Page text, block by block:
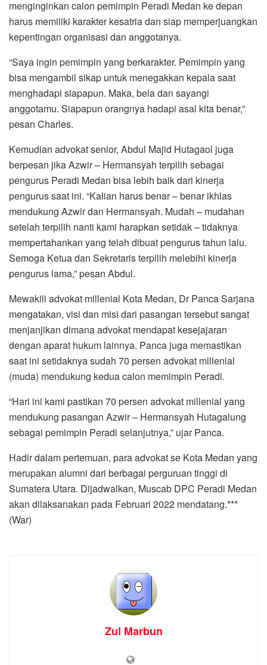
menginginkan calon pemimpin Peradi Medan ke depan
harus memiliki karakter kesatria dan siap memperjuangkan
kepentingan organisasi dan anggotanya.
“Saya ingin pemimpin yang berkarakter. Pemimpin yang
bisa mengambil sikap untuk menegakkan kepala saat
menghadapi siapapun. Maka, bela dan sayangi
anggotamu. Siapapun orangnya hadapi asal kita benar,”
pesan Charles.
Kemudian advokat senior, Abdul Majid Hutagaol juga
berpesan jika Azwir – Hermansyah terpilih sebagai
pengurus Peradi Medan bisa lebih baik dari kinerja
pengurus saat ini. “Kalian harus benar – benar ikhlas
mendukung Azwir dan Hermansyah. Mudah – mudahan
setelah terpilih nanti kami harapkan setidak – tidaknya
mempertahankan yang telah dibuat pengurus tahun lalu.
Semoga Ketua dan Sekretaris terpilih melebihi kinerja
pengurus lama,” pesan Abdul.
Mewakili advokat millenial Kota Medan, Dr Panca Sarjana
mengatakan, visi dan misi dari pasangan tersebut sangat
menjanjikan dimana advokat mendapat kesejajaran
dengan aparat hukum lainnya. Panca juga memastikan
saat ini setidaknya sudah 70 persen advokat millenial
(muda) mendukung kedua calon memimpin Peradi.
“Hari ini kami pastikan 70 persen advokat millenial yang
mendukung pasangan Azwir – Hermansyah Hutagalung
sebagai pemimpin Peradi selanjutnya,” ujar Panca.
Hadir dalam pertemuan, para advokat se Kota Medan yang
merupakan alumni dari berbagai perguruan tinggi di
Sumatera Utara. Dijadwalkan, Muscab DPC Peradi Medan
akan dilaksanakan pada Februari 2022 mendatang.***
(War)
Zul Marbun